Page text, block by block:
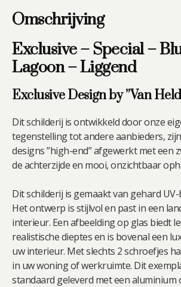
Omschrijving
Exclusive – Special –
Lagoon – Liggend
Exclusive Design by ”Van
Dit schilderij is ontwikkeld door onze
tegenstelling tot andere aanbieders,
designs ”high-end” afgewerkt met een
de achterzijde en mooi, onzichtbaar
Dit schilderij is gemaakt van gehard
Het ontwerp is stijlvol en past in een
interieur. Een afbeelding op glas biedt
realistische dieptes en is bovenal een
uw interieur. Met slechts 2 schroefjes
in uw woning of werkruimte. Dit
standaard geleverd met een aluminium